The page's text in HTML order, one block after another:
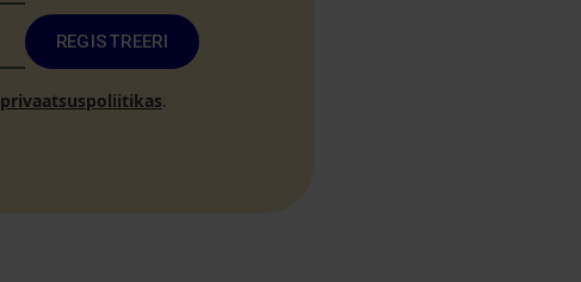
REGISTREERI
privaatsuspoliitikas.